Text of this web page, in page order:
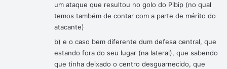
um ataque que resultou no golo do Pibip (no qual
temos também de contar com a parte de mérito do
atacante)
b) e o caso bem diferente dum defesa central, que
estando fora do seu lugar (na lateral), que sabendo
que tinha deixado o centro desguarnecido, que